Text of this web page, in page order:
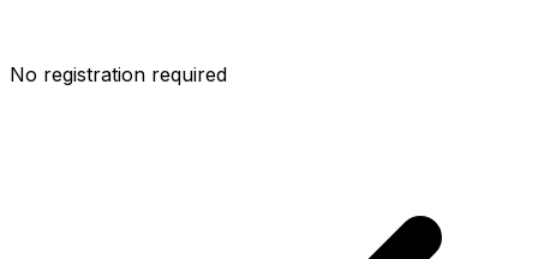
No registration required